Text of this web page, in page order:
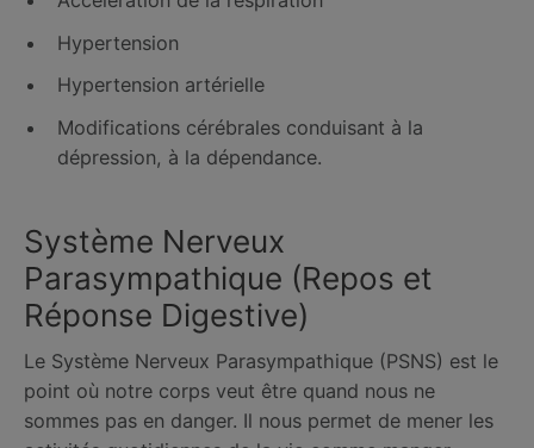
Hypertension
Hypertension artérielle
Modifications cérébrales conduisant à la
dépression, à la dépendance.
Système Nerveux
Parasympathique (Repos et
Réponse Digestive)
Le Système Nerveux Parasympathique (PSNS) est le
point où notre corps veut être quand nous ne
sommes pas en danger. Il nous permet de mener les